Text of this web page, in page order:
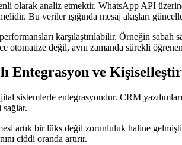
olarak analiz etmektir. WhatsApp API
Bu veriler ışığında mesaj akışları
karşılaştırılabilir. Örneğin sabah
değil, aynı zamanda sürekli
Entegrasyon ve
sistemlerle entegrasyondur. CRM
sağlar.
artık bir lüks değil zorunluluk haline
ciddi oranda artırır.